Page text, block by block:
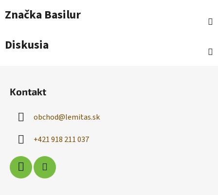
Značka Basilur
Diskusia
Kontakt
obchod@lemitas.sk
+421 918 211 037